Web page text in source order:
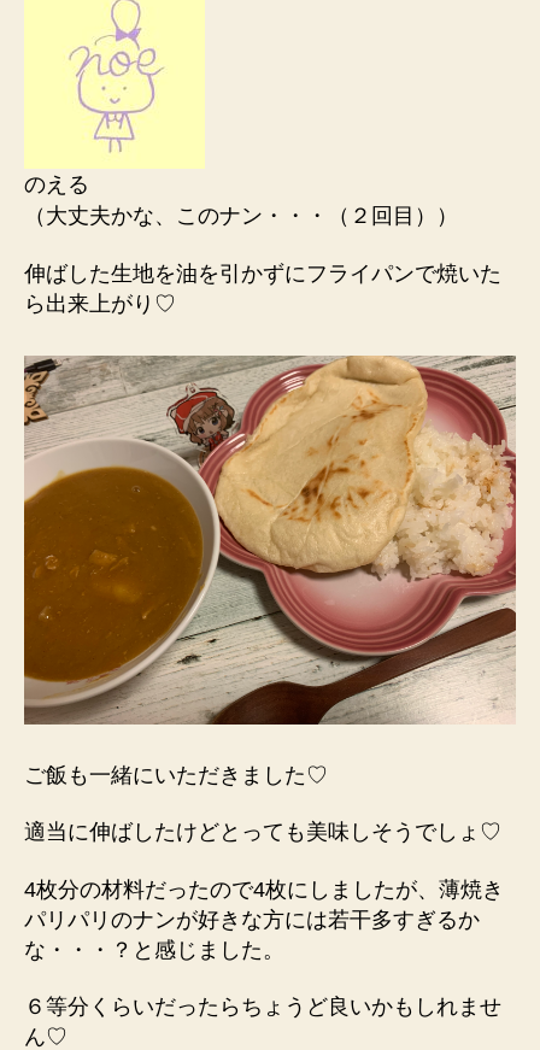
のえる
（大丈夫かな、このナン・・・（２回目））
伸ばした生地を油を引かずにフライパンで焼いた
ら出来上がり♡
ご飯も一緒にいただきました♡
適当に伸ばしたけどとっても美味しそうでしょ♡
4枚分の材料だったので4枚にしましたが、薄焼き
パリパリのナンが好きな方には若干多すぎるか
な・・・？と感じました。
６等分くらいだったらちょうど良いかもしれませ
ん♡